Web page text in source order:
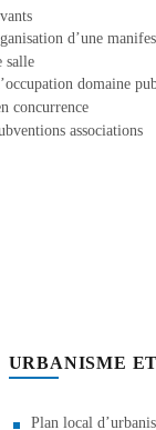
d’une
salle
domaine
concurrence
associations
URBANISME
Plan local